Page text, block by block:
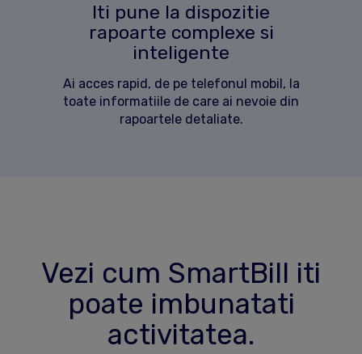
Iti pune la dispozitie
rapoarte complexe si
inteligente
Ai acces rapid, de pe telefonul mobil, la
toate informatiile de care ai nevoie din
rapoartele detaliate.
Vezi cum SmartBill iti
poate imbunatati
activitatea.